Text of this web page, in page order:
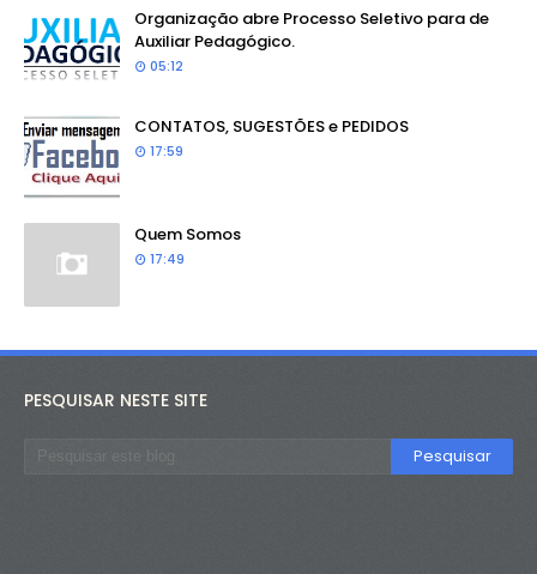
Organização abre Processo Seletivo para de
Auxiliar Pedagógico.
05:12
CONTATOS, SUGESTÕES e PEDIDOS
17:59
Quem Somos
17:49
PESQUISAR NESTE SITE